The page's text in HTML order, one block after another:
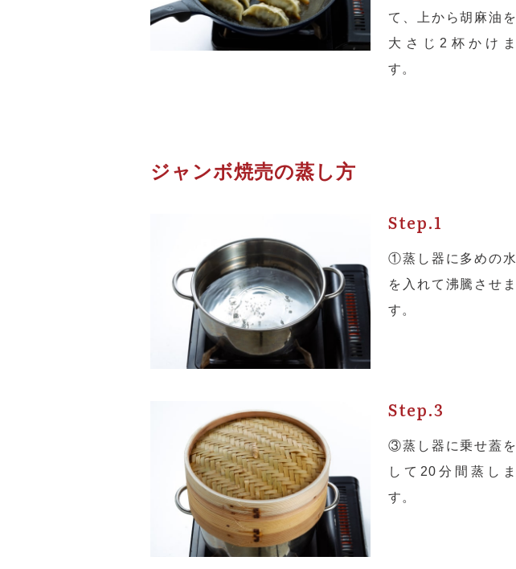
楽天市場
ご購入はコチラ
て、上から胡麻油を
大さじ2杯かけま
す。
ジャンボ焼売の蒸し方
Step.1
①蒸し器に多めの水
を入れて沸騰させま
す。
Step.3
③蒸し器に乗せ蓋を
して20分間蒸しま
す。